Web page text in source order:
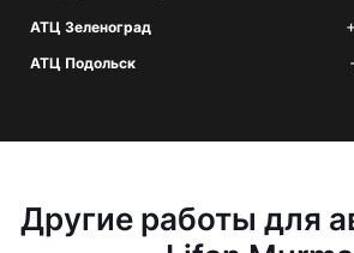
АТЦ Зеленоград
АТЦ Подольск
Другие работы для